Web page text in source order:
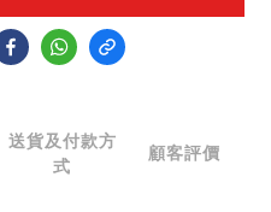
送貨及付款方
式
顧客評價